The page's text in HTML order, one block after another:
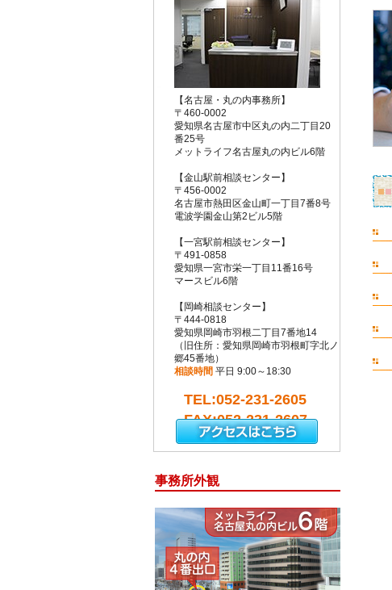
【名古屋・丸の内事務所】
〒460-0002
愛知県名古屋市中区丸の内二丁目20
番25号
メットライフ名古屋丸の内ビル6階
【金山駅前相談センター】
〒456-0002
名古屋市熱田区金山町一丁目7番8号
電波学園金山第2ビル5階
【一宮駅前相談センター】
〒491-0858
愛知県一宮市栄一丁目11番16号
マースビル6階
【岡崎相談センター】
〒444-0818
愛知県岡崎市羽根二丁目7番地14
（旧住所：愛知県岡崎市羽根町字北ノ
郷45番地）
相談時間 平日 9:00～18:30
TEL:052-231-2605
FAX:052-231-2607
事務所外観